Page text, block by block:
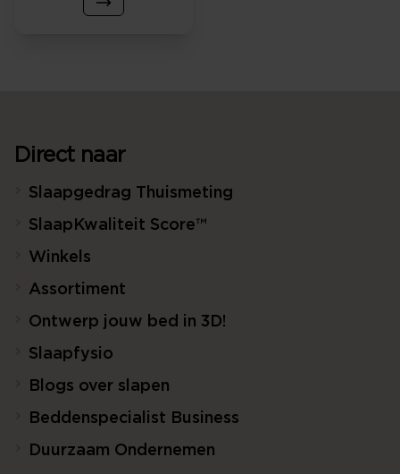
Direct naar
Slaapgedrag Thuismeting
SlaapKwaliteit Score™
Winkels
Assortiment
Ontwerp jouw bed in 3D!
Slaapfysio
Blogs over slapen
Beddenspecialist Business
Duurzaam Ondernemen